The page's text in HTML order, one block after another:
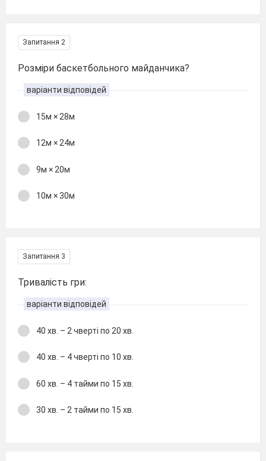
Запитання 2
Розміри баскетбольного майданчика?
варіанти відповідей
15м × 28м
12м × 24м
9м × 20м
10м × 30м
Запитання 3
Тривалість гри:
варіанти відповідей
40 хв. – 2 чверті по 20 хв.
40 хв. – 4 чверті по 10 хв.
60 хв. – 4 тайми по 15 хв.
30 хв. – 2 тайми по 15 хв.